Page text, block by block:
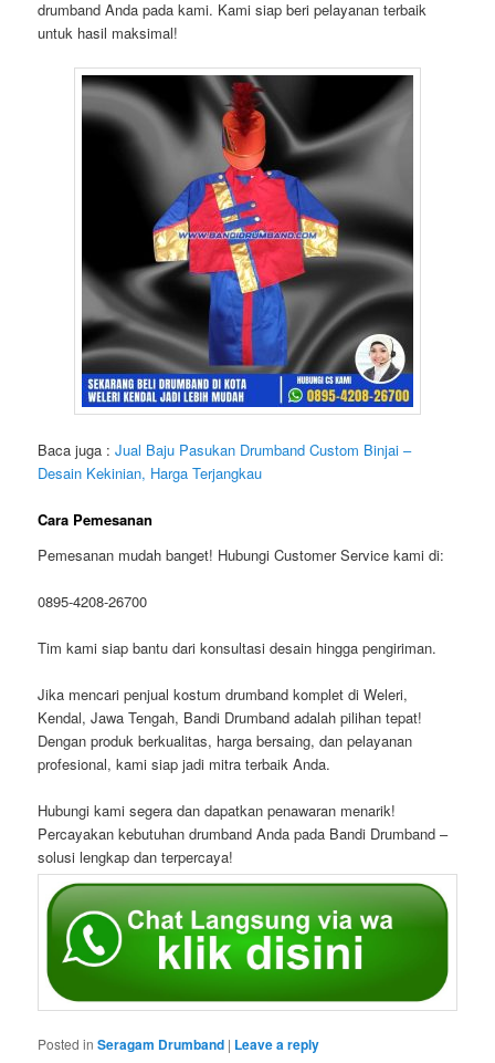
drumband Anda pada kami. Kami siap beri pelayanan terbaik
untuk hasil maksimal!
Baca juga :Jual Baju Pasukan Drumband Custom Binjai –
Desain Kekinian, Harga Terjangkau
Cara Pemesanan
Pemesanan mudah banget! Hubungi Customer Service kami di:
0895-4208-26700
Tim kami siap bantu dari konsultasi desain hingga pengiriman.
Jika mencari penjual kostum drumband komplet di Weleri,
Kendal, Jawa Tengah, Bandi Drumband adalah pilihan tepat!
Dengan produk berkualitas, harga bersaing, dan pelayanan
profesional, kami siap jadi mitra terbaik Anda.
Hubungi kami segera dan dapatkan penawaran menarik!
Percayakan kebutuhan drumband Anda pada Bandi Drumband –
solusi lengkap dan terpercaya!
Posted in Seragam Drumband | Leave a reply